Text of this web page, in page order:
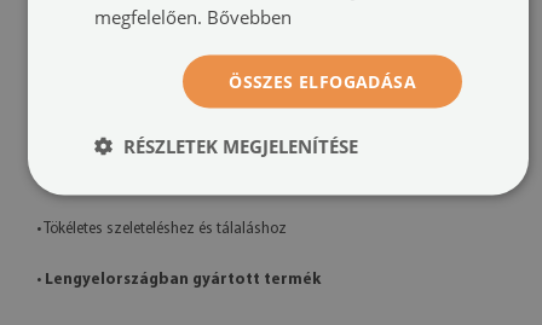
• Könnyen tisztán tartható – higiénikus felület
• Használható konyhai munkalap védőként is
• Tökéletes szeleteléshez és tálaláshoz
• Lengyelországban gyártott termék
megfelelően. Bővebben
ÖSSZES ELFOGADÁSA
RÉSZLETEK MEGJELENÍTÉSE